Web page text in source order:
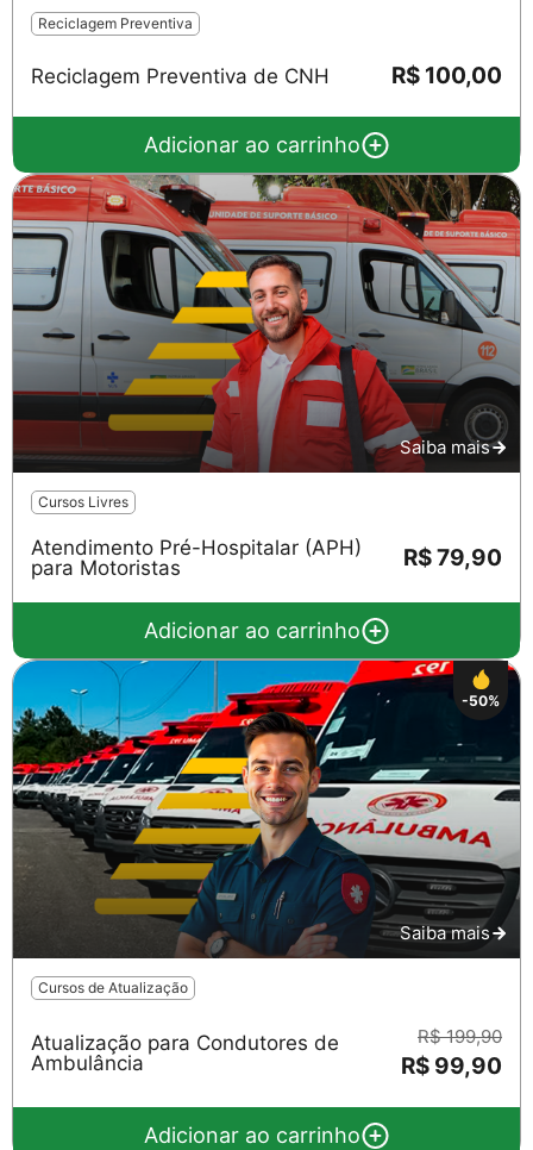
Salvar
Reciclagem Preventiva
Reciclagem Preventiva de CNH R$ 100,00
Adicionar ao carrinho
Saiba mais
Cursos Livres
Atendimento Pré-Hospitalar (APH)
para Motoristas
R$ 79,90
Adicionar ao carrinho
-50%
Saiba mais
Cursos de Atualização
Atualização para Condutores de
Ambulância
R$ 199,90
R$ 99,90
Adicionar ao carrinho